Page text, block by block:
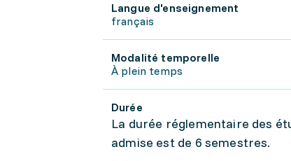
Langue d'enseignement
français
Modalité temporelle
À plein temps
Durée
La durée réglementaire des
admise est de 6 semestres.